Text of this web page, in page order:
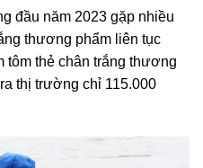
đầu năm 2023 gặp nhiều
thương phẩm liên tục
tôm thẻ chân trắng thương
thị trường chỉ 115.000